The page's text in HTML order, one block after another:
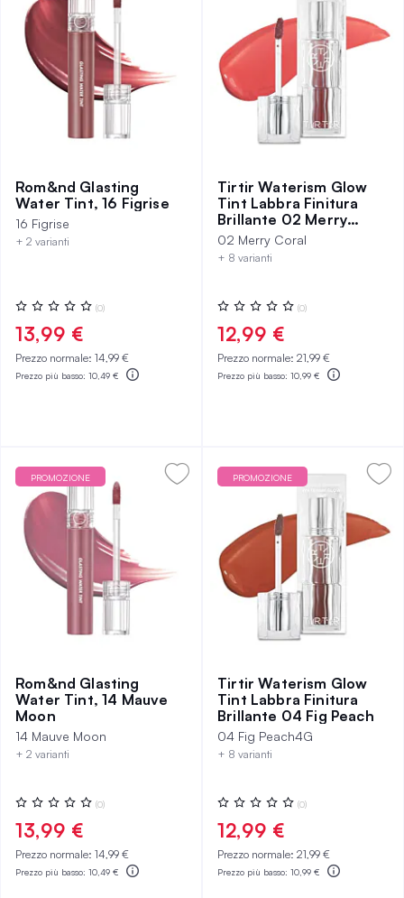
Rom&nd Glasting
Water Tint, 16 Figrise
16 Figrise
+ 2 varianti
Valutazione:
0%
(0)
13,99 €
Prezzo normale: 14,99 €
Prezzo più basso: 10,49 €
Tirtir Waterism Glow
Tint Labbra Finitura
Brillante 02 Merry
Coral
02 Merry Coral
+ 8 varianti
Valutazione:
0%
(0)
12,99 €
Prezzo normale: 21,99 €
Prezzo più basso: 10,99 €
PROMOZIONE
Rom&nd Glasting
Water Tint, 14 Mauve
Moon
14 Mauve Moon
+ 2 varianti
Valutazione:
0%
(0)
13,99 €
Prezzo normale: 14,99 €
Prezzo più basso: 10,49 €
PROMOZIONE
Tirtir Waterism Glow
Tint Labbra Finitura
Brillante 04 Fig Peach
04 Fig Peach4G
+ 8 varianti
Valutazione:
0%
(0)
12,99 €
Prezzo normale: 21,99 €
Prezzo più basso: 10,99 €